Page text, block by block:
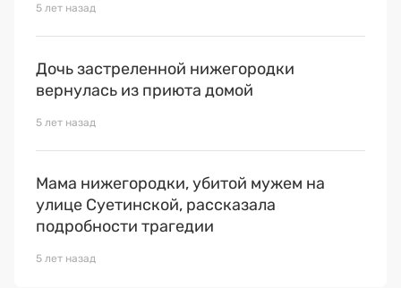
5 лет назад
Дочь застреленной нижегородки
вернулась из приюта домой
5 лет назад
Мама нижегородки, убитой мужем на
улице Суетинской, рассказала
подробности трагедии
5 лет назад